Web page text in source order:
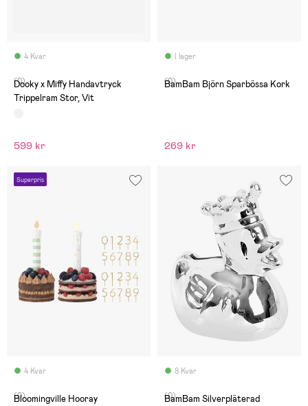
4 Kvar
(0)
Dooky x Miffy Handavtryck
Trippelram Stor, Vit
599 kr
I lager
(0)
BamBam Björn Sparbössa Kork
269 kr
Superpris
4 Kvar
(0)
Bloomingville Hooray
8 Kvar
(0)
BamBam Silverpläterad